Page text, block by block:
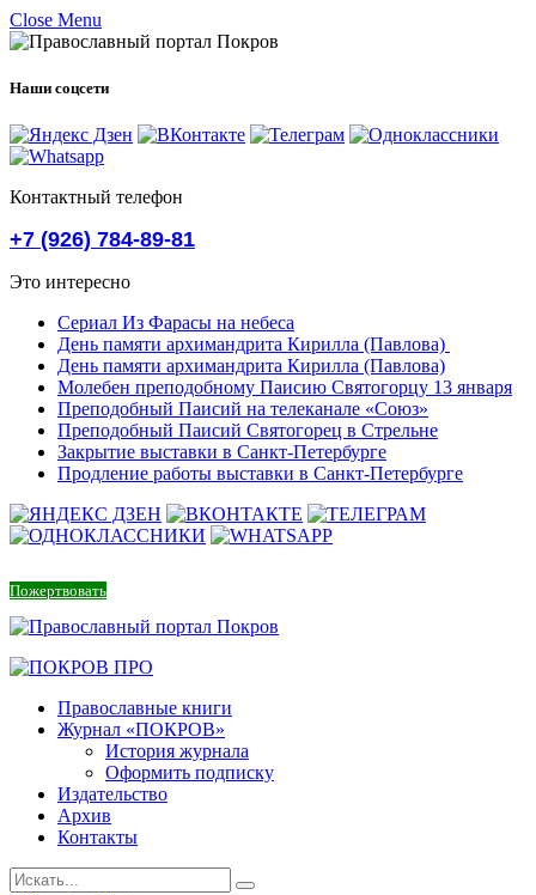
Close Menu
Наши соцсети
Контактный телефон
+7 (926) 784-89-81
Это интересно
Сериал Из Фарасы на небеса
День памяти архимандрита Кирилла (Павлова)
День памяти архимандрита Кирилла (Павлова)
Молебен преподобному Паисию Святогорцу 13 января
Преподобный Паисий на телеканале «Союз»
Преподобный Паисий Святогорец в Стрельне
Закрытие выставки в Санкт-Петербурге
Продление работы выставки в Санкт-Петербурге
Пожертвовать
Православные книги
Журнал «ПОКРОВ»
История журнала
Оформить подписку
Издательство
Архив
Контакты